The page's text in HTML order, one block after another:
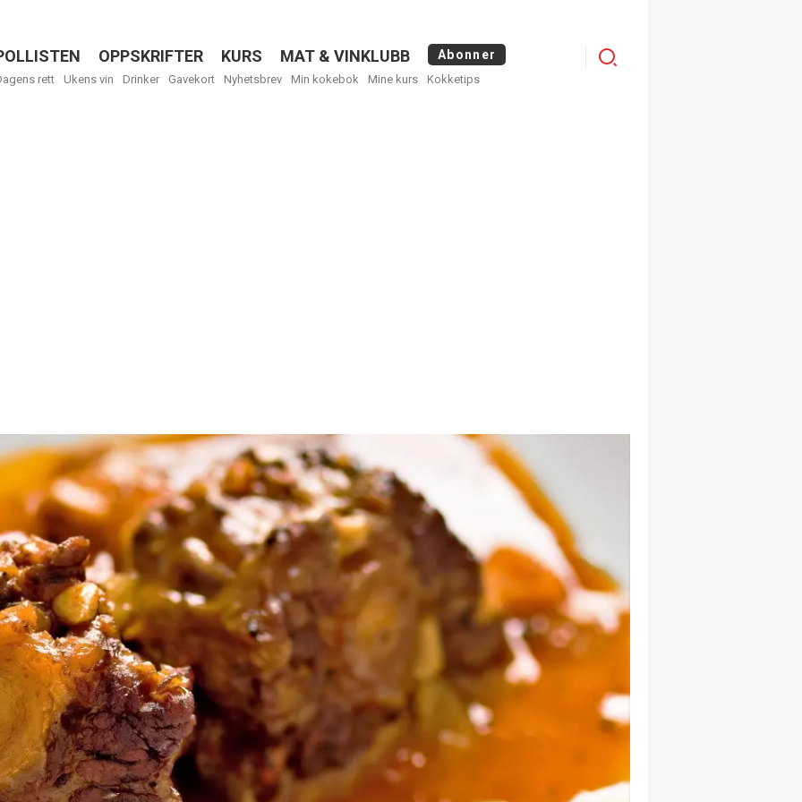
OPPSKRIFTER KURS MAT & VINKLUBB Abonner
rett Ukens vin Drinker Gavekort Nyhetsbrev Min kokebok Mine kurs Kokketips
Logg